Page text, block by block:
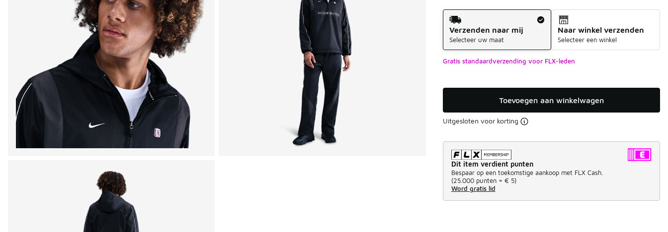
Verzendmethode
Verzenden naar mij
Selecteer uw maat
Naar winkel verzenden
Selecteer een winkel
Gratis standaardverzending voor FLX-leden
Toevoegen aan winkelwagen
Uitgesloten voor korting
Dit item verdient punten
Bespaar op een toekomstige aankoop met FLX Cash.
(25.000 punten = € 5)
Word gratis lid